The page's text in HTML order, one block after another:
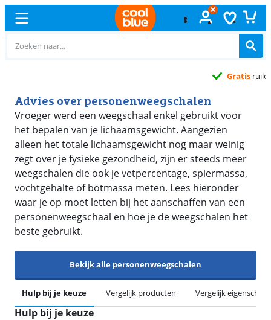
Advies over personenweegschalen
Vroeger werd een weegschaal enkel gebruikt voor
het bepalen van je lichaamsgewicht. Aangezien
alleen het totale lichaamsgewicht nog maar weinig
zegt over je fysieke gezondheid, zijn er steeds meer
weegschalen die ook je vetpercentage, spiermassa,
vochtgehalte of botmassa meten. Lees hieronder
waar je op moet letten bij het aanschaffen van een
personenweegschaal en hoe je de weegschalen het
beste gebruikt.
Bekijk alle personenweegschalen
Hulp bij je keuze Vergelijk producten Vergelijk
Hulp bij je keuze